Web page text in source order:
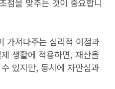
점을 맞추는 것이 중요합니
가져다주는 심리적 이점과
생활에 적용하면, 재산을
있지만, 동시에 자만심과